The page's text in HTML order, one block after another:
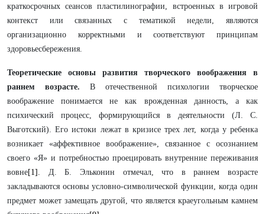
краткосрочных сеансов пластилинографии, встроенных в игровой
контекст или связанных с тематикой недели, являются
организационно корректными и соответствуют принципам
здоровьесбережения.
Теоретические основы развития творческого воображения в
раннем возрасте. В отечественной психологии творческое
воображение понимается не как врожденная данность, а как
психический процесс, формирующийся в деятельности (Л. С.
Выготский). Его истоки лежат в кризисе трех лет, когда у ребенка
возникает «аффективное воображение», связанное с осознанием
своего «Я» и потребностью проецировать внутренние переживания
вовне[1]. Д. Б. Эльконин отмечал, что в раннем возрасте
закладываются основы условно-символической функции, когда один
предмет может замещать другой, что является краеугольным камнем